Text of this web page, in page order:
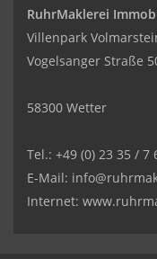
RuhrMaklerei
Villenpark
Vogelsanger Straße
58300 Wetter
Tel.: +49 (0) 23 35 / 7
E-Mail:
Internet: